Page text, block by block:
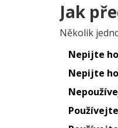
Jak
Několik
Nepijte
Nepijte